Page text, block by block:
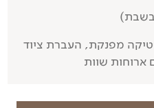
06:30 | לוגיסטיקה מפנקת, העברת ציוד
שוות